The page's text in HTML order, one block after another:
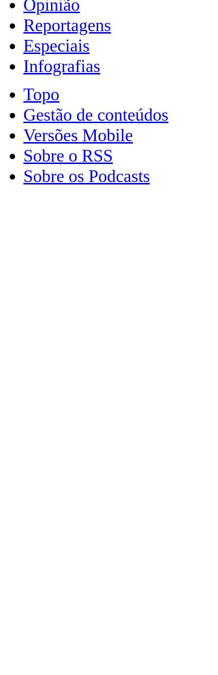
Opinião
Reportagens
Especiais
Infografias
Topo
Gestão de conteúdos
Versões Mobile
Sobre o RSS
Sobre os Podcasts